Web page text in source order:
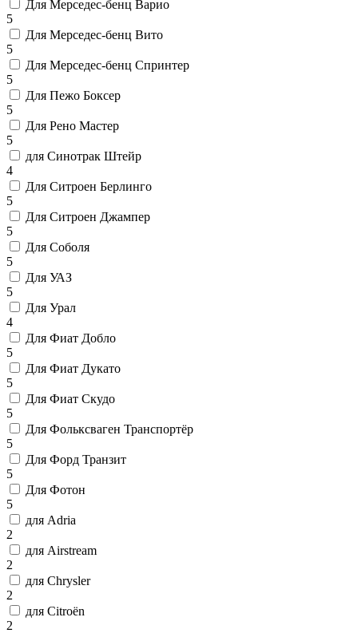
Для Мерседес-бенц Варио
5
Для Мерседес-бенц Вито
5
Для Мерседес-бенц Спринтер
5
Для Пежо Боксер
5
Для Рено Мастер
5
для Синотрак Штейр
4
Для Ситроен Берлинго
5
Для Ситроен Джампер
5
Для Соболя
5
Для УАЗ
5
Для Урал
4
Для Фиат Добло
5
Для Фиат Дукато
5
Для Фиат Скудо
5
Для Фольксваген Транспортёр
5
Для Форд Транзит
5
Для Фотон
5
для Adria
2
для Airstream
2
для Chrysler
2
для Citroën
2